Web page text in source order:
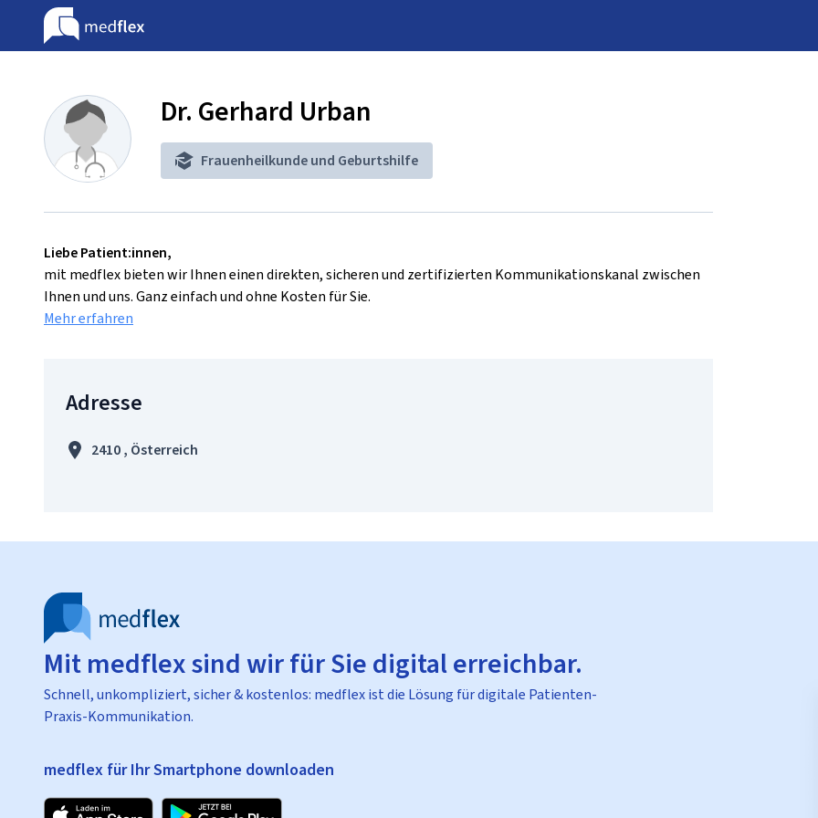
Dr. Gerhard Urban
Frauenheilkunde und Geburtshilfe
Liebe Patient:innen,
mit medflex bieten wir Ihnen einen direkten, sicheren und zertifizierten Kommunikationskanal zwischen
Ihnen und uns. Ganz einfach und ohne Kosten für Sie.
Mehr erfahren
Adresse
2410 , Österreich
Mit medflex sind wir für Sie digital erreichbar.
Schnell, unkompliziert, sicher & kostenlos: medflex ist die Lösung für digitale Patienten-
Praxis-Kommunikation.
medflex für Ihr Smartphone downloaden